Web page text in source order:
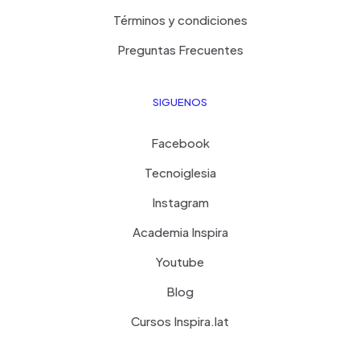
Términos y condiciones
Preguntas Frecuentes
SIGUENOS
Facebook
Tecnoiglesia
Instagram
Academia Inspira
Youtube
Blog
Cursos Inspira.lat